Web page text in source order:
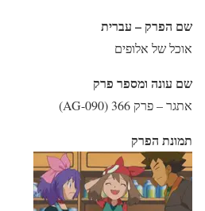
שם הפרק – עברית
אוכל של אלופים
שם עונה ומספר פרק
אתגר – פרק 366 (AG-090)
תמונת הפרק